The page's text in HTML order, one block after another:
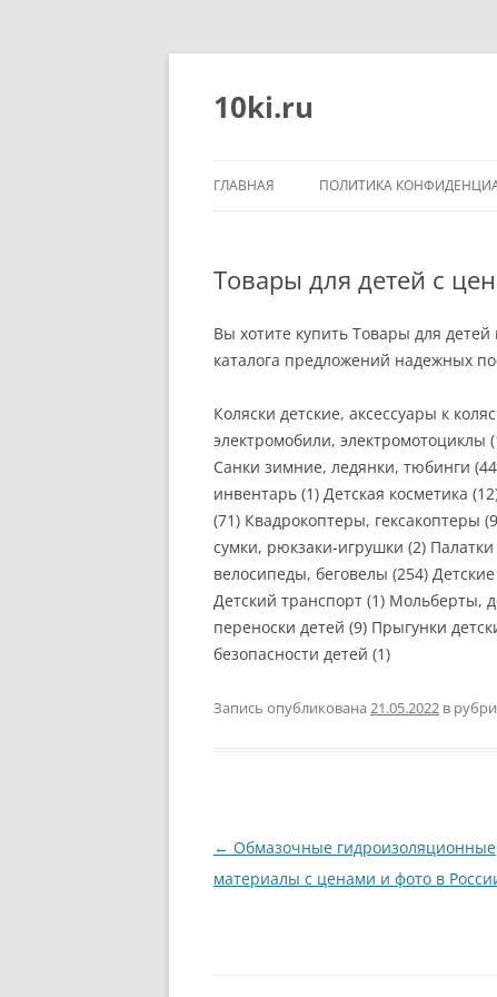
Перейти
содержимому
10ki.ru
ГЛАВНАЯ ПОЛИТИКА
Товары для детей с
Вы хотите купить Товары для
каталога предложений надежных
Коляски детские, аксессуары к
электромобили, электромотоциклы
Санки зимние, ледянки, тюбинги
инвентарь (1) Детская косметика
(71) Квадрокоптеры, гексакоптеры
сумки, рюкзаки-игрушки (2)
велосипеды, беговелы (254)
Детский транспорт (1) Мольберты,
переноски детей (9) Прыгунки
безопасности детей (1)
Запись опубликована 21.05.2022 в
Навигация
по
← Обмазочные гидроизоляционные
материалы с ценами и фото в